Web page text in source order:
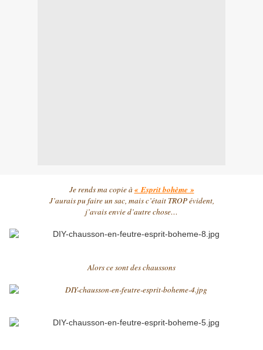
Je rends ma copie à « Esprit bohème »
J’aurais pu faire un sac, mais c’était TROP évident,
j’avais envie d’autre chose…
Alors ce sont des chaussons